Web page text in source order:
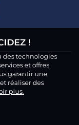
!
des technologies
et offres
garantir une
réaliser des
plus.